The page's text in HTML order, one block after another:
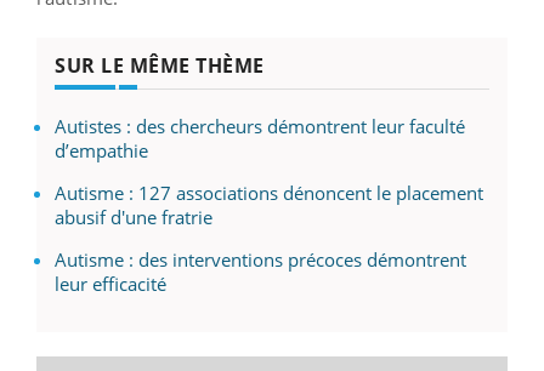
SUR LE MÊME THÈME
Autistes : des chercheurs démontrent leur faculté
d’empathie
Autisme : 127 associations dénoncent le placement
abusif d'une fratrie
Autisme : des interventions précoces démontrent
leur efficacité